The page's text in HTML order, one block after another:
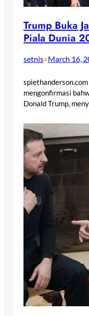
Trump Buka
Piala Dunia
setnis•March 16,
mengonfirmasi
Donald Trump,